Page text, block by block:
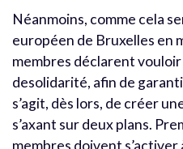
Néanmoins, comme cela
européen de Bruxelles en
membres déclarent
desolidarité, afin de
s’agit, dès lors, de créer
s’axant sur deux plans.
membres doivent